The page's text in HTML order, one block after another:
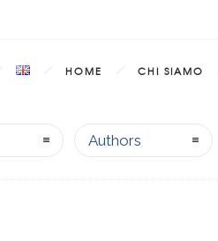
HOME CHI SIAMO
Authors